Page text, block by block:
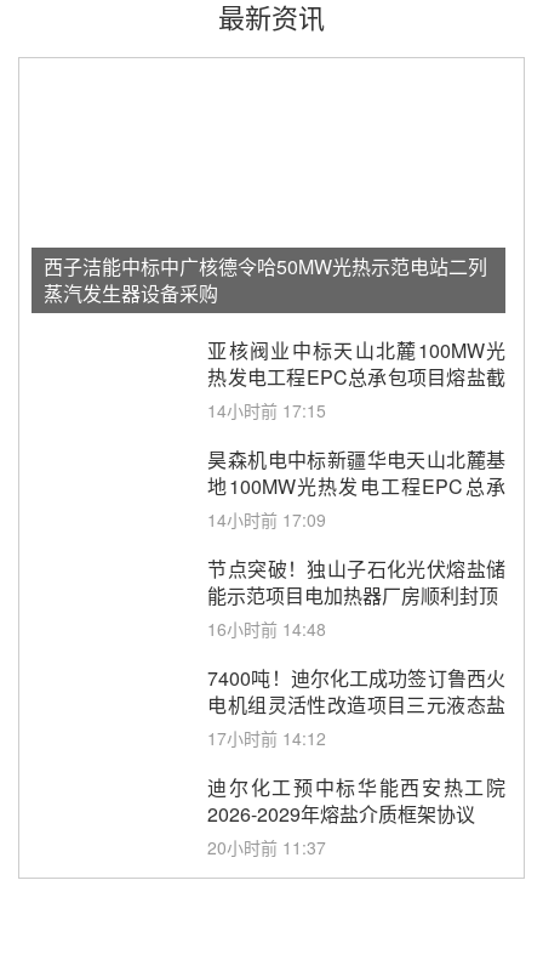
最新资讯
西子洁能中标中广核德令哈50MW光热示范电站二列
蒸汽发生器设备采购
亚核阀业中标天山北麓100MW光
热发电工程EPC总承包项目熔盐截
止阀、熔盐三偏心蝶阀采购
14小时前 17:15
昊森机电中标新疆华电天山北麓基
地100MW光热发电工程EPC总承
包项目熔盐介质超声波流量计采购
14小时前 17:09
节点突破！独山子石化光伏熔盐储
能示范项目电加热器厂房顺利封顶
16小时前 14:48
7400吨！迪尔化工成功签订鲁西火
电机组灵活性改造项目三元液态盐
采购合同
17小时前 14:12
迪尔化工预中标华能西安热工院
2026-2029年熔盐介质框架协议
20小时前 11:37